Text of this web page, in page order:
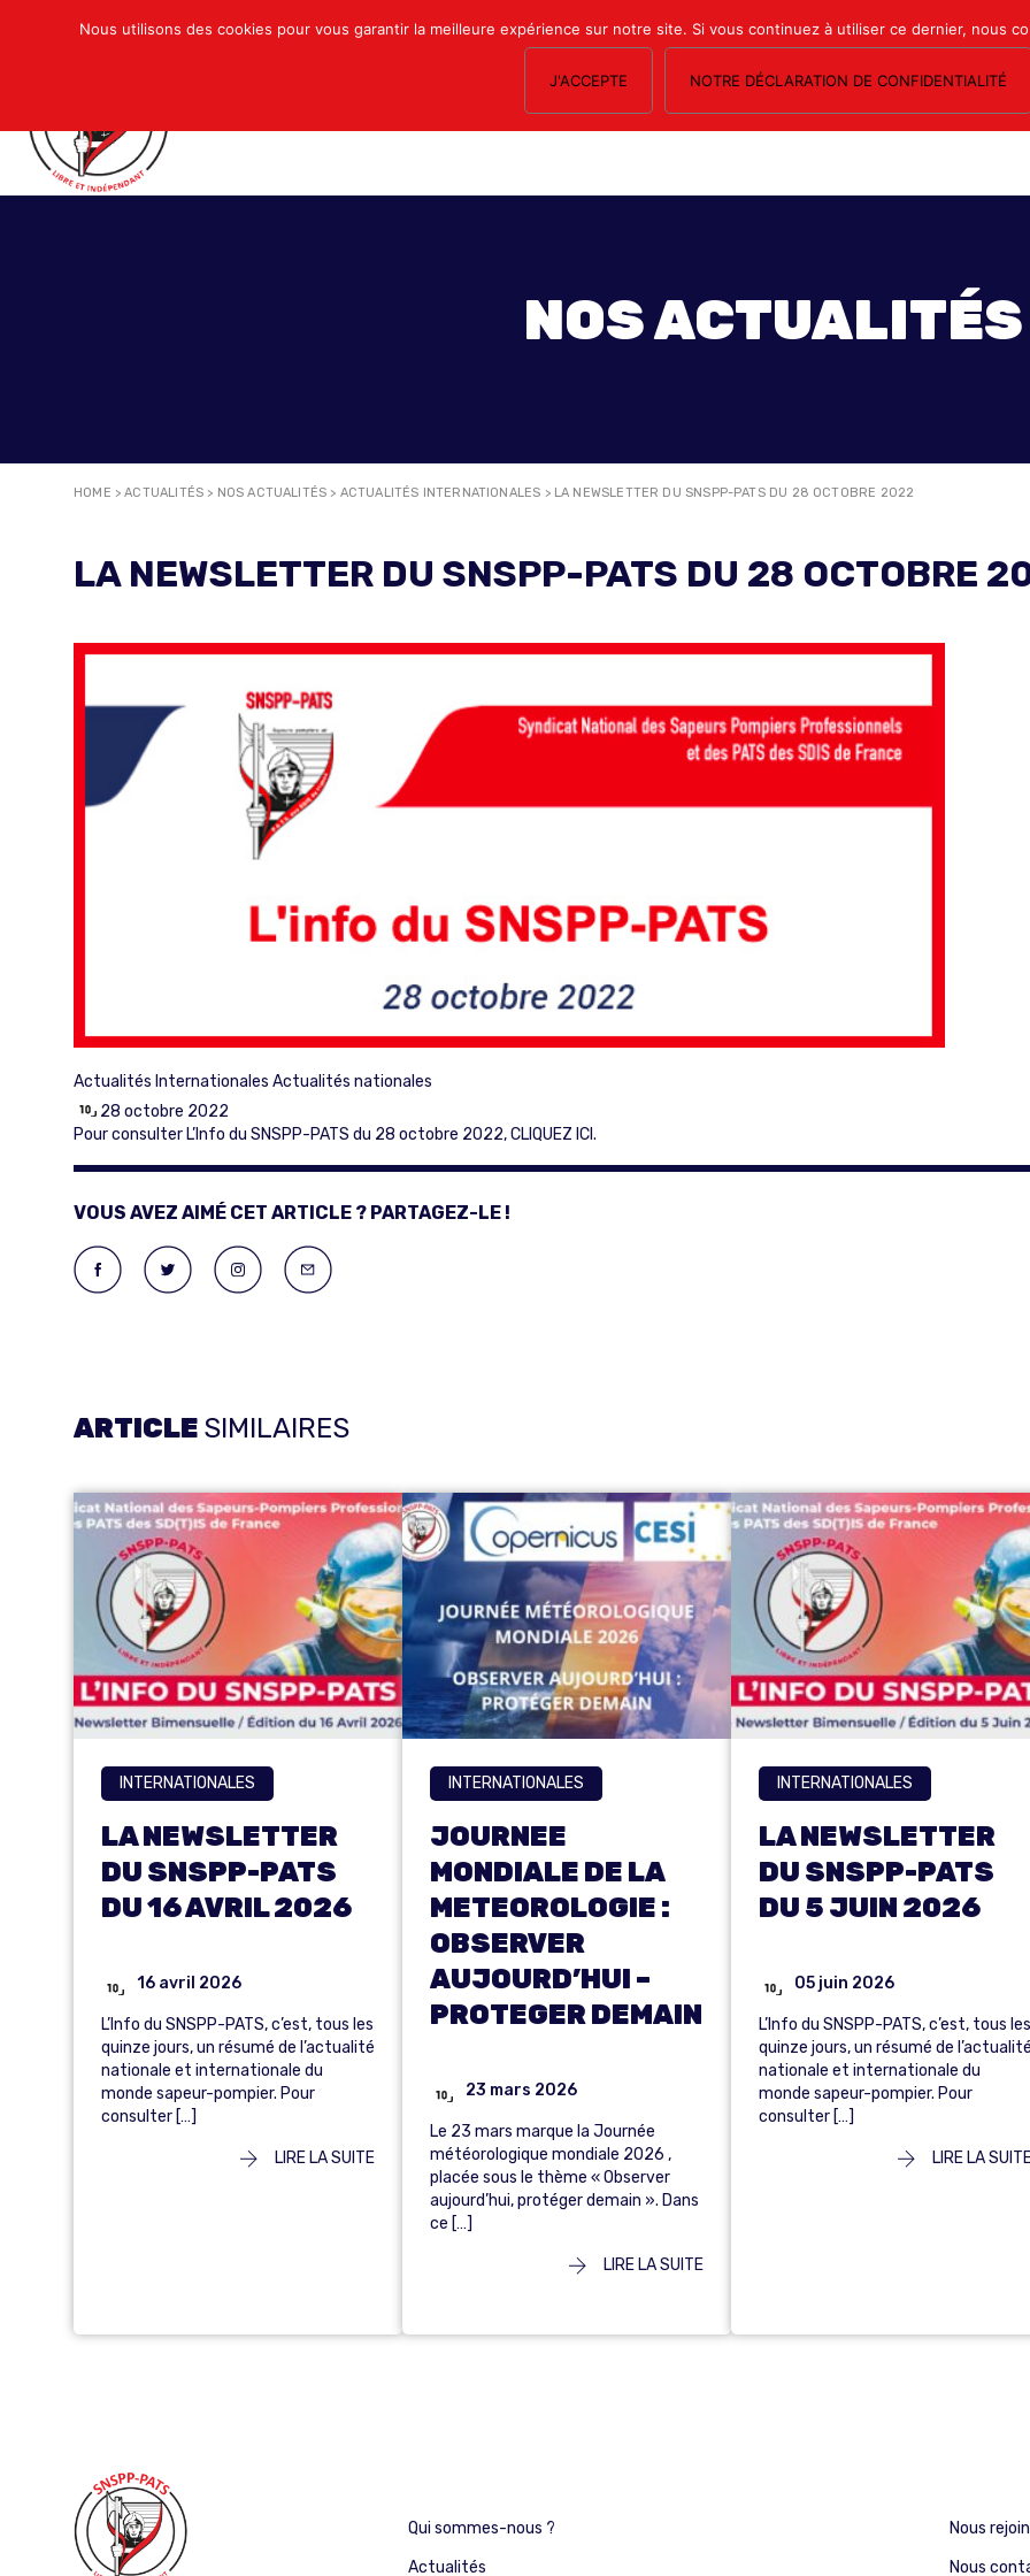
NOS SECTIONS LE MAGAZINE ESPACE ADHÉRENTS FORMATION
NOS ACTUALITÉS
HOME >ACTUALITÉS > NOS ACTUALITÉS > ACTUALITÉS INTERNATIONALES > LA NEWSLETTER DU SNSPP-PATS DU 28 OCTOBRE 2022
LA NEWSLETTER DU SNSPP-PATS DU 28 OCTOBRE
Actualités Internationales Actualités nationales
28 octobre 2022
Pour consulter L’Info du SNSPP-PATS du 28 octobre 2022,CLIQUEZ ICI.
VOUS AVEZ AIMÉ CET ARTICLE ? PARTAGEZ-LE !
ARTICLE SIMILAIRES
INTERNATIONALES
LA NEWSLETTER
DU SNSPP-PATS
DU 16 AVRIL 2026
16 avril 2026
L’Info du SNSPP-PATS, c’est, tous les
quinze jours, un résumé de l’actualité
nationale et internationale du
monde sapeur-pompier. Pour
consulter […]
LIRE LA SUITE
INTERNATIONALES
JOURNEE
MONDIALE DE LA
METEOROLOGIE :
OBSERVER
AUJOURD’HUI –
PROTEGER DEMAIN
23 mars 2026
Le 23 mars marque la Journée
météorologique mondiale 2026 ,
placée sous le thème « Observer
aujourd’hui, protéger demain ». Dans
ce […]
LIRE LA SUITE
INTERNATIONALES
LA NEWSLETTER
DU SNSPP-PATS
DU 5 JUIN 2026
05 juin 2026
L’Info du SNSPP-PATS, c’est, tous les
quinze jours, un résumé de
nationale et internationale du
monde sapeur-pompier. Pour
consulter […]
LIRE LA
Nous utilisons des cookies pour vous garantir la meilleure expérience sur notre site. Si vous continuez à utiliser ce dernier, nous
J'ACCEPTE NOTRE DÉCLARATION DE CONFIDENTIALITÉ
Qui sommes-nous ?
Actualités
Nous
Nous